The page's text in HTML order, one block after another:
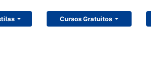
Cursos Gratuitos